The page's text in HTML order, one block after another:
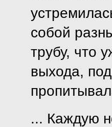
собой
трубу, что
выхода,
... Каждую